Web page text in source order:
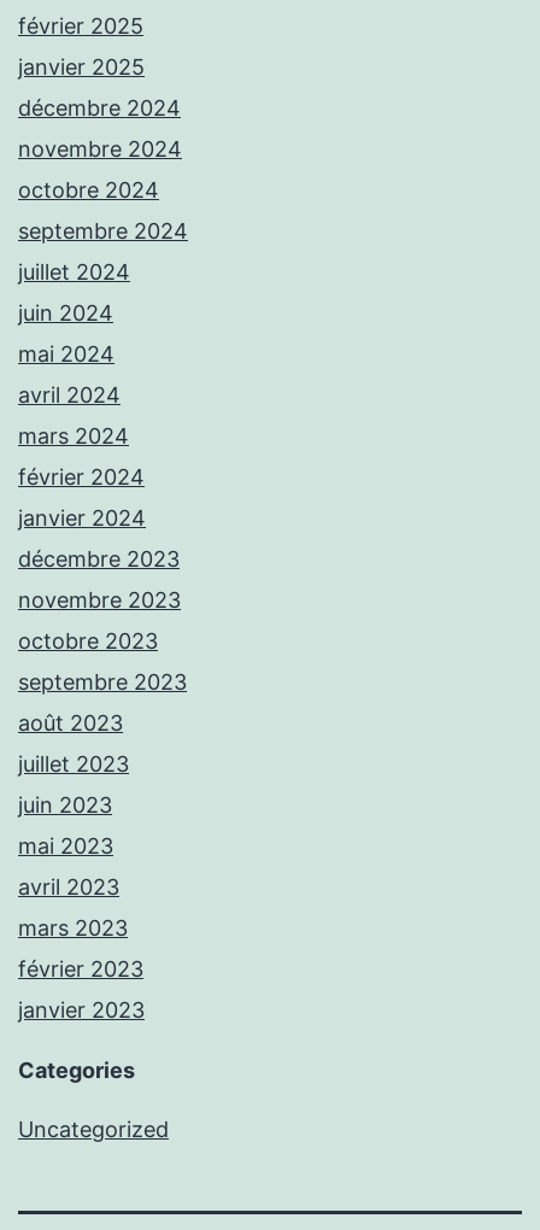
février 2025
janvier 2025
décembre 2024
novembre 2024
octobre 2024
septembre 2024
juillet 2024
juin 2024
mai 2024
avril 2024
mars 2024
février 2024
janvier 2024
décembre 2023
novembre 2023
octobre 2023
septembre 2023
août 2023
juillet 2023
juin 2023
mai 2023
avril 2023
mars 2023
février 2023
janvier 2023
Categories
Uncategorized